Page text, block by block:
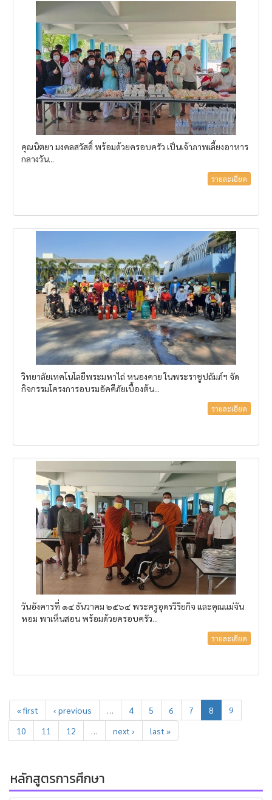
คุณนิตยา มงคลสวัสดิ์ พร้อมด้วยครอบครัว เป็นเจ้าภาพเลี้ยงอาหาร
กลางวัน...
รายละเอียด
วิทยาลัยเทคโนโลยีพระมหาไถ่ หนองคาย ในพระราชูปถัมภ์ฯ จัด
กิจกรรมโครงการอบรมอัคคีภัยเบื้องต้น...
รายละเอียด
วันอังคารที่ ๑๔ ธันวาคม ๒๕๖๔ พระครูอุดรวิริยกิจ และคุณแม่จัน
หอม พาเห็นสอน พร้อมด้วยครอบครัว...
รายละเอียด
« first ‹ previous … 4 5 6 7 8
9
10
11 12 … next › last »
หลักสูตรการศึกษา